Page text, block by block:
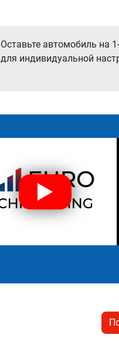
Оставьте автомобиль на
для индивидуальной